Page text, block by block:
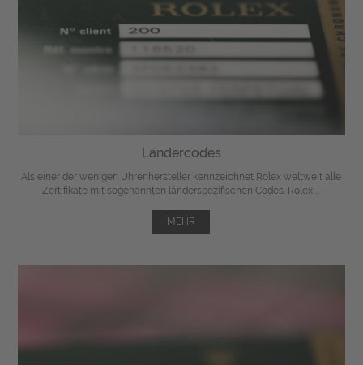
Ländercodes
Als einer der wenigen Uhrenhersteller kennzeichnet Rolex weltweit alle
Zertifikate mit sogenannten länderspezifischen Codes. Rolex ...
MEHR